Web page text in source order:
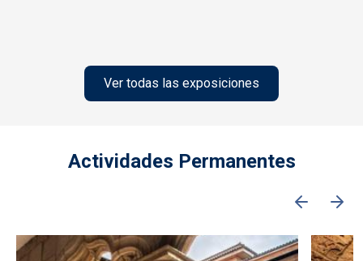
Ver todas las exposiciones
Actividades Permanentes